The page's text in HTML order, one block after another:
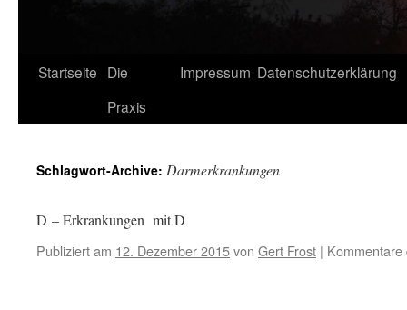
Zum
Startseite Die
Praxis
Impressum Datenschutzerklärung
Schlagwort-Archive: Darmerkrankungen
D – Erkrankungen mit D
Publiziert am 12. Dezember 2015von Gert Frost | Kommentare